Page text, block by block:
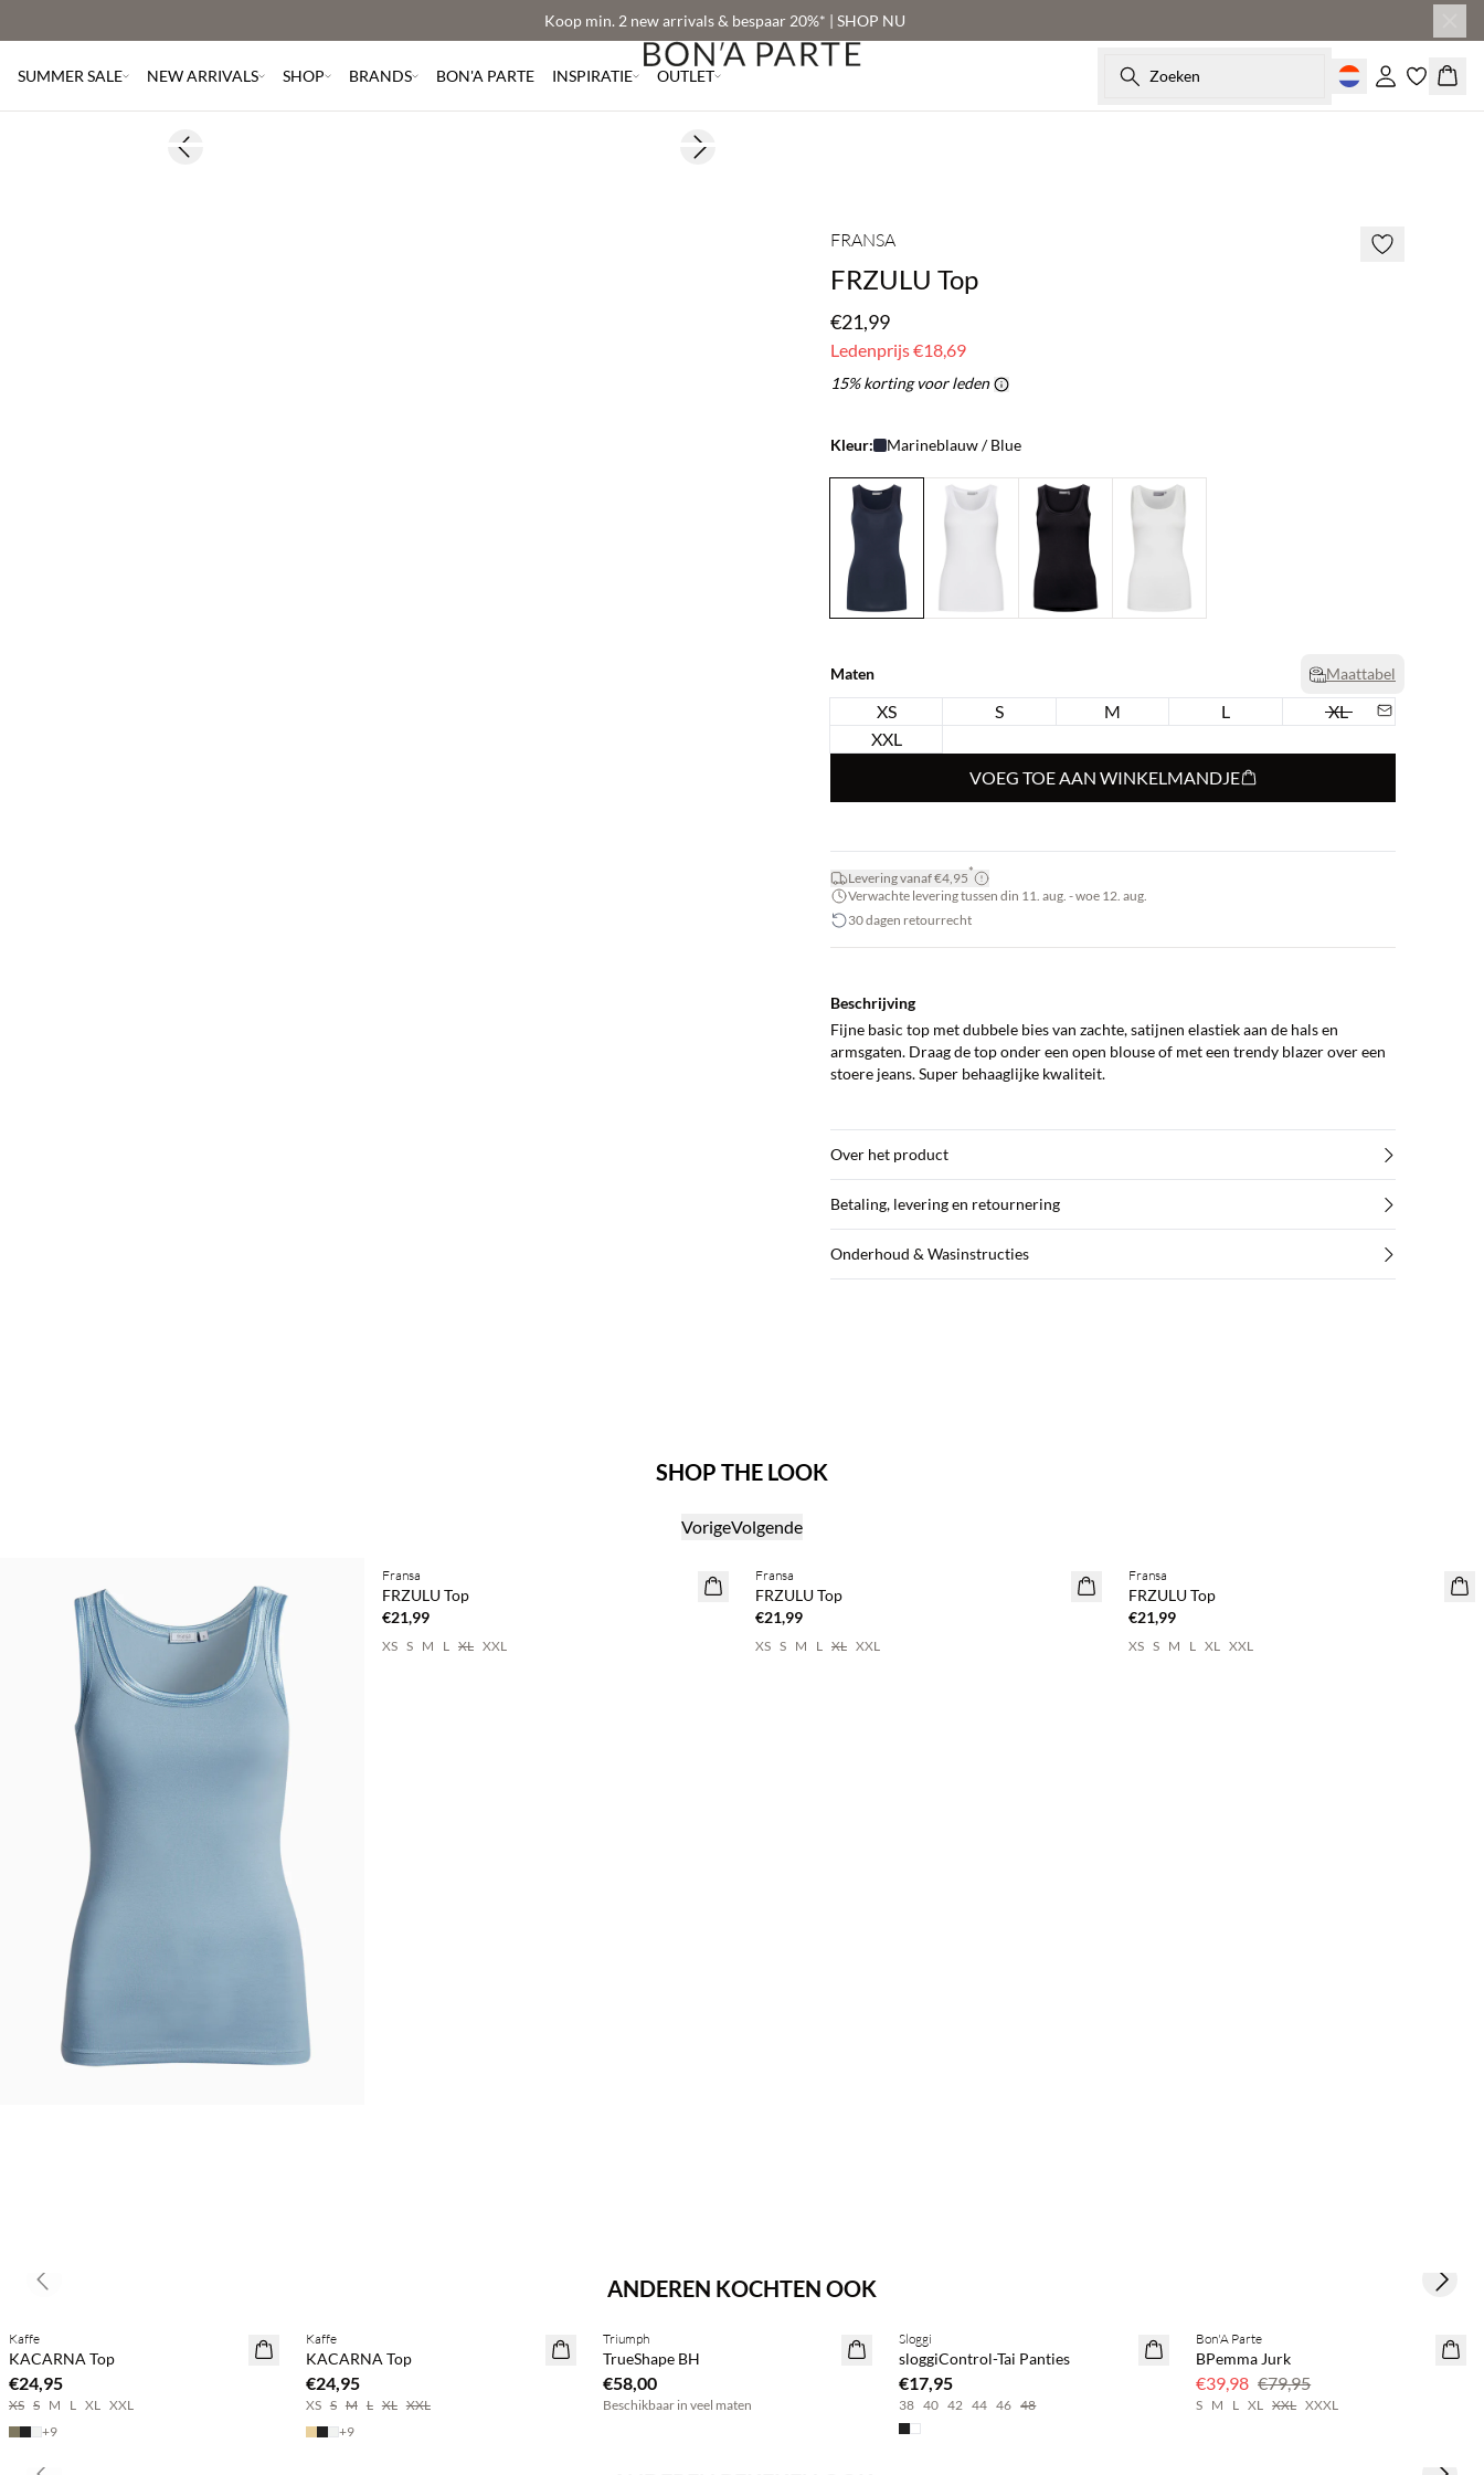
Koop min. 2 new arrivals & bespaar 20%* | SHOP NU
SUMMER SALE NEW ARRIVALS SHOP BRANDS BON'A PARTE INSPIRATIE OUTLET Zoeken Inloggen
BASIC DEAL
Previous slide Next slide
FRANSA
FRZULU Top
€21,99
Ledenprijs€18,69
15% korting voor leden
Kleur: Marineblauw / Blue
Maten Maattabel
XS S M L
XL
XXL
VOEG TOE AAN WINKELMANDJE
Levering vanaf €4,95*
Verwachte levering tussen din 11. aug. - woe 12. aug.
30 dagen retourrecht
Beschrijving
Fijne basic top met dubbele bies van zachte, satijnen elastiek aan de hals en
armsgaten. Draag de top onder een open blouse of met een trendy blazer over een
stoere jeans. Super behaaglijke kwaliteit.
Over het product
Betaling, levering en retournering
Onderhoud & Wasinstructies
SHOP THE LOOK
VorigeVolgende
Fransa
FRZULU Top
€21,99
XS S M L XL XXL
BASIC DEAL
Fransa
FRZULU Top
€21,99
XS S M L XL XXL
Fransa
FRZULU Top
€21,99
XS S M L XL XXL
ANDEREN KOCHTEN OOK
NEWS
Kaffe
KACARNA Top
€24,95
XS S M L XL XXL
+9
NEWS
Kaffe
KACARNA Top
€24,95
XS S M L XL XXL
+9
BASIC DEAL
Triumph
TrueShape BH
€58,00
Beschikbaar in veel maten
Sloggi
sloggiControl-Tai Panties
€17,95
38 40 42 44 46 48
50% korting
Bon'A Parte
BPemma Jurk
€39,98 €79,95
S M L XL XXL XXXL
Previous slide Next